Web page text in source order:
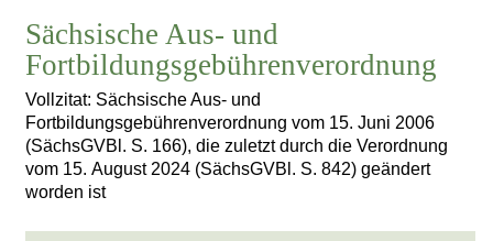
Sächsische Aus- und
Fortbildungsgebührenverordnung
Vollzitat: Sächsische Aus- und
Fortbildungsgebührenverordnung vom 15. Juni 2006
(SächsGVBl. S. 166), die zuletzt durch die Verordnung
vom 15. August 2024 (SächsGVBl. S. 842) geändert
worden ist